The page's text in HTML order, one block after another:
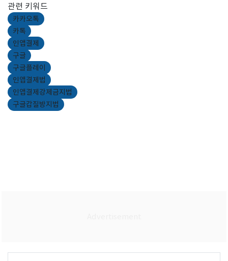
관련 키워드
카카오톡
카톡
인앱결제
구글
구글플레이
인앱결제법
인앱결제강제금지법
구글갑질방지법